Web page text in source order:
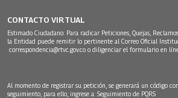
CONTACTO VIRTUAL
Estimado Ciudadano: Para radicar Peticiones, Quejas,
la Entidad puede remitir lo pertinente al Correo Oficial
correspondencia@rtvc.gov.co o diligenciar el formulario en
Al momento de registrar su petición, se generará un código
seguimiento, para ello, ingrese a: Seguimiento de PQRS